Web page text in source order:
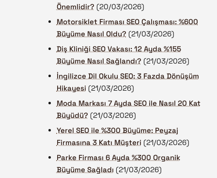
Önemlidir? (20/03/2026)
Motorsiklet Firması SEO Çalışması: %600
Büyüme Nasıl Oldu? (21/03/2026)
Diş Kliniği SEO Vakası: 12 Ayda %155
Büyüme Nasıl Sağlandı? (21/03/2026)
İngilizce Dil Okulu SEO: 3 Fazda Dönüşüm
Hikayesi (21/03/2026)
Moda Markası 7 Ayda SEO ile Nasıl 20 Kat
Büyüdü? (21/03/2026)
Yerel SEO ile %300 Büyüme: Peyzaj
Firmasına 3 Katı Müşteri (21/03/2026)
Parke Firması 6 Ayda %300 Organik
Büyüme Sağladı (21/03/2026)